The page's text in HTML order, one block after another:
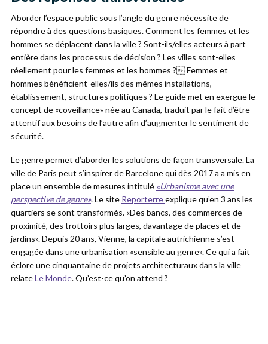
Aborder l’espace public sous l’angle du genre nécessite de
répondre à des questions basiques. Comment les femmes et les
hommes se déplacent dans la ville ? Sont-ils/elles acteurs à part
entière dans les processus de décision ? Les villes sont-elles
réellement pour les femmes et les hommes ? Femmes et
hommes bénéficient-elles/ils des mêmes installations,
établissement, structures politiques ? Le guide met en exergue le
concept de «coveillance» née au Canada, traduit par le fait d’être
attentif aux besoins de l’autre afin d’augmenter le sentiment de
sécurité.
Le genre permet d’aborder les solutions de façon transversale. La
ville de Paris peut s’inspirer de Barcelone qui dès 2017 a a mis en
place un ensemble de mesures intitulé «Urbanisme avec une
perspective de genre». Le site Reporterreexplique qu’en 3 ans les
quartiers se sont transformés. «Des bancs, des commerces de
proximité, des trottoirs plus larges, davantage de places et de
jardins». Depuis 20 ans, Vienne, la capitale autrichienne s’est
engagée dans une urbanisation «sensible au genre». Ce qui a fait
éclore une cinquantaine de projets architecturaux dans la ville
relateLe Monde. Qu’est-ce qu’on attend ?